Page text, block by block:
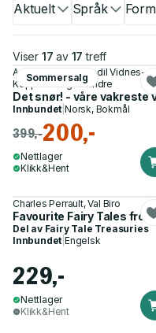
Aktuelt Språk
Viser 17 av 17 treff
Sommersalg
Astrid Lindgren, Bodil Vidnes-
Kopperud og 14 andre
Det snør! - våre
Innbundet |Norsk, Bokmål
399,-200,-
Nettlager
Klikk&Hent
Charles Perrault, Val Biro
Favourite Fairy Tales
Del av Fairy Tale Treasuries
Innbundet |Engelsk
229,-
Nettlager
Klikk&Hent